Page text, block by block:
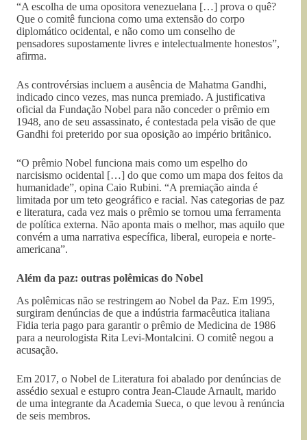
“A escolha de uma opositora venezuelana […] prova o quê?
Que o comitê funciona como uma extensão do corpo
diplomático ocidental, e não como um conselho de
pensadores supostamente livres e intelectualmente honestos”,
afirma.
As controvérsias incluem a ausência de Mahatma Gandhi,
indicado cinco vezes, mas nunca premiado. A justificativa
oficial da Fundação Nobel para não conceder o prêmio em
1948, ano de seu assassinato, é contestada pela visão de que
Gandhi foi preterido por sua oposição ao império britânico.
“O prêmio Nobel funciona mais como um espelho do
narcisismo ocidental […] do que como um mapa dos feitos da
humanidade”, opina Caio Rubini. “A premiação ainda é
limitada por um teto geográfico e racial. Nas categorias de paz
e literatura, cada vez mais o prêmio se tornou uma ferramenta
de política externa. Não aponta mais o melhor, mas aquilo que
convém a uma narrativa específica, liberal, europeia e norte-
americana”.
Além da paz: outras polêmicas do Nobel
As polêmicas não se restringem ao Nobel da Paz. Em 1995,
surgiram denúncias de que a indústria farmacêutica italiana
Fidia teria pago para garantir o prêmio de Medicina de 1986
para a neurologista Rita Levi-Montalcini. O comitê negou a
acusação.
Em 2017, o Nobel de Literatura foi abalado por denúncias de
assédio sexual e estupro contra Jean-Claude Arnault, marido
de uma integrante da Academia Sueca, o que levou à renúncia
de seis membros.